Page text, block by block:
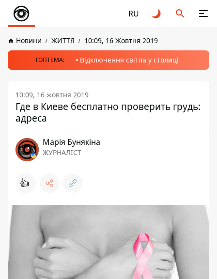
RU
Новини ЖИТТЯ 10:09, 16 Жовтня 2019
ТОПТЕМА: Відключення світла у столиці
10:09, 16 жовтня 2019
Где в Киеве бесплатно проверить грудь:
адреса
Марія Бунякіна
ЖУРНАЛІСТ
👍